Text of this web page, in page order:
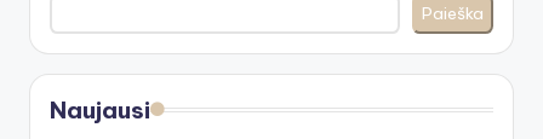
Paieška
Naujausi